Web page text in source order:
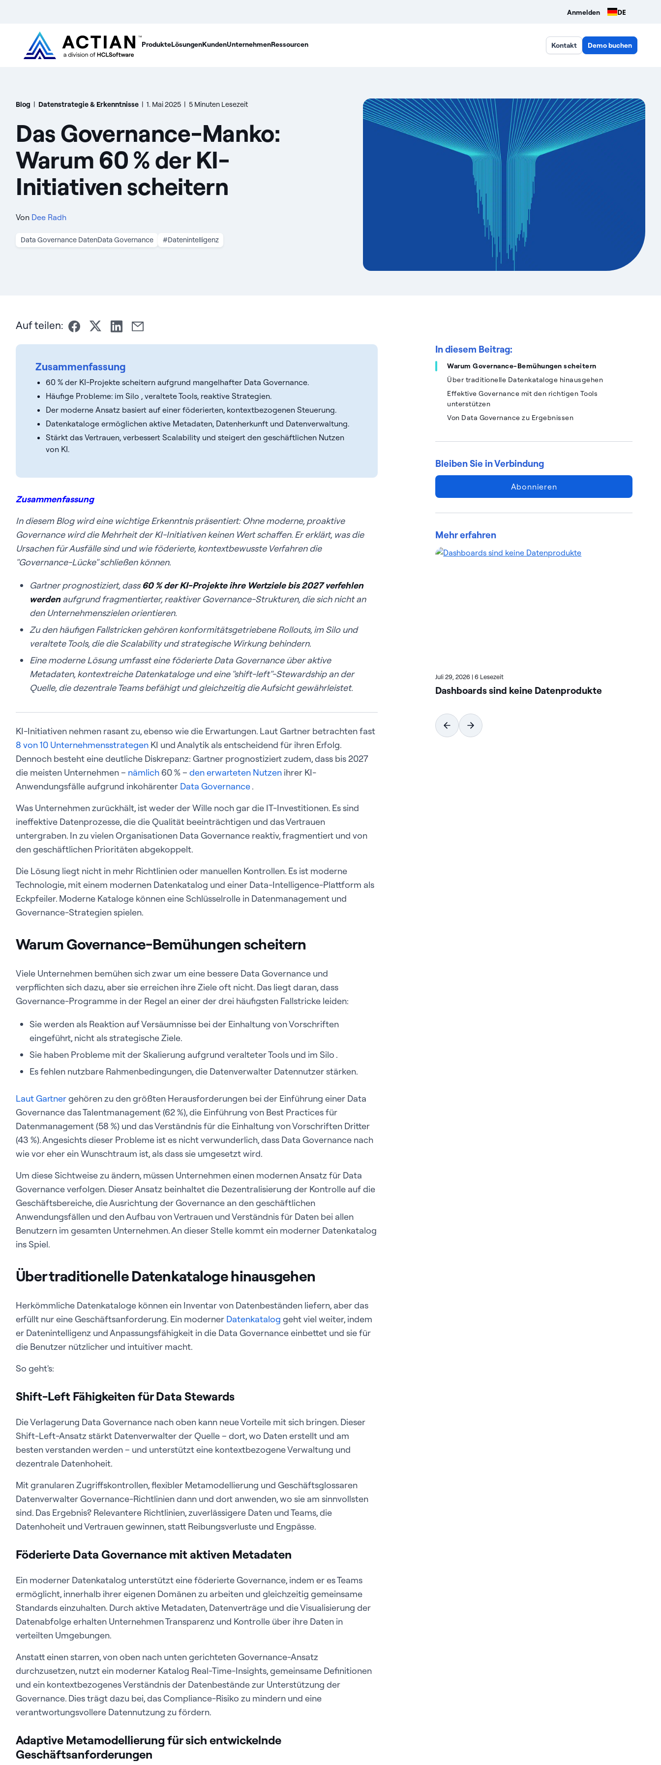
Anmelden DE
ProdukteLösungenKundenUnternehmenRessourcen Kontakt Demo buchen
Blog | Datenstrategie & Erkenntnisse | 1. Mai 2025 | 5 Minuten Lesezeit
Das Governance-Manko:
Warum 60 % der KI-
Initiativen scheitern
Von Dee Radh
Data Governance DatenData Governance #Datenintelligenz
Auf teilen:
Zusammenfassung
60 % der KI-Projekte scheitern aufgrund mangelhafter Data Governance.
Häufige Probleme: im Silo , veraltete Tools, reaktive Strategien.
Der moderne Ansatz basiert auf einer föderierten, kontextbezogenen Steuerung.
Datenkataloge ermöglichen aktive Metadaten, Datenherkunft und Datenverwaltung.
Stärkt das Vertrauen, verbessert Scalability und steigert den geschäftlichen Nutzen
von KI.
Zusammenfassung
In diesem Blog wird eine wichtige Erkenntnis präsentiert: Ohne moderne, proaktive
Governance wird die Mehrheit der KI-Initiativen keinen Wert schaffen. Er erklärt, was die
Ursachen für Ausfälle sind und wie föderierte, kontextbewusste Verfahren die
"Governance-Lücke" schließen können.
Gartner prognostiziert, dass 60 % der KI-Projekte ihre Wertziele bis 2027 verfehlen
werdenaufgrund fragmentierter, reaktiver Governance-Strukturen, die sich nicht an
den Unternehmenszielen orientieren.
Zu den häufigen Fallstricken gehören konformitätsgetriebene Rollouts, im Silo und
veraltete Tools, die die Scalability und strategische Wirkung behindern.
Eine moderne Lösung umfasst eine föderierte Data Governance über aktive
Metadaten, kontextreiche Datenkataloge und eine "shift-left"-Stewardship an der
Quelle, die dezentrale Teams befähigt und gleichzeitig die Aufsicht gewährleistet.
KI-Initiativen nehmen rasant zu, ebenso wie die Erwartungen. Laut Gartner betrachten fast
8 von 10 Unternehmensstrategen KI und Analytik als entscheidend für ihren Erfolg.
Dennoch besteht eine deutliche Diskrepanz: Gartner prognostiziert zudem, dass bis 2027
die meisten Unternehmen – nämlich 60 % – den erwarteten Nutzen ihrer KI-
Anwendungsfälle aufgrund inkohärenter Data Governance.
Was Unternehmen zurückhält, ist weder der Wille noch gar die IT-Investitionen. Es sind
ineffektive Datenprozesse, die die Qualität beeinträchtigen und das Vertrauen
untergraben. In zu vielen Organisationen Data Governance reaktiv, fragmentiert und von
den geschäftlichen Prioritäten abgekoppelt.
Die Lösung liegt nicht in mehr Richtlinien oder manuellen Kontrollen. Es ist moderne
Technologie, mit einem modernen Datenkatalog und einer Data-Intelligence-Plattform als
Eckpfeiler. Moderne Kataloge können eine Schlüsselrolle in Datenmanagement und
Governance-Strategien spielen.
Warum Governance-Bemühungen scheitern
Viele Unternehmen bemühen sich zwar um eine bessere Data Governance und
verpflichten sich dazu, aber sie erreichen ihre Ziele oft nicht. Das liegt daran, dass
Governance-Programme in der Regel an einer der drei häufigsten Fallstricke leiden:
Sie werden als Reaktion auf Versäumnisse bei der Einhaltung von Vorschriften
eingeführt, nicht als strategische Ziele.
Sie haben Probleme mit der Skalierung aufgrund veralteter Tools und im Silo .
Es fehlen nutzbare Rahmenbedingungen, die Datenverwalter Datennutzer stärken.
Laut Gartnergehören zu den größten Herausforderungen bei der Einführung einer Data
Governance das Talentmanagement (62 %), die Einführung von Best Practices für
Datenmanagement (58 %) und das Verständnis für die Einhaltung von Vorschriften Dritter
(43 %). Angesichts dieser Probleme ist es nicht verwunderlich, dass Data Governance nach
wie vor eher ein Wunschtraum ist, als dass sie umgesetzt wird.
Um diese Sichtweise zu ändern, müssen Unternehmen einen modernen Ansatz für Data
Governance verfolgen. Dieser Ansatz beinhaltet die Dezentralisierung der Kontrolle auf die
Geschäftsbereiche, die Ausrichtung der Governance an den geschäftlichen
Anwendungsfällen und den Aufbau von Vertrauen und Verständnis für Daten bei allen
Benutzern im gesamten Unternehmen. An dieser Stelle kommt ein moderner Datenkatalog
ins Spiel.
Über traditionelle Datenkataloge hinausgehen
Herkömmliche Datenkataloge können ein Inventar von Datenbeständen liefern, aber das
erfüllt nur eine Geschäftsanforderung. Ein moderner Datenkatalog geht viel weiter, indem
er Datenintelligenz und Anpassungsfähigkeit in die Data Governance einbettet und sie für
die Benutzer nützlicher und intuitiver macht.
So geht's:
Shift-Left Fähigkeiten für Data Stewards
Die Verlagerung Data Governance nach oben kann neue Vorteile mit sich bringen. Dieser
Shift-Left-Ansatz stärkt Datenverwalter der Quelle – dort, wo Daten erstellt und am
besten verstanden werden – und unterstützt eine kontextbezogene Verwaltung und
dezentrale Datenhoheit.
Mit granularen Zugriffskontrollen, flexibler Metamodellierung und Geschäftsglossaren
Datenverwalter Governance-Richtlinien dann und dort anwenden, wo sie am sinnvollsten
sind. Das Ergebnis? Relevantere Richtlinien, zuverlässigere Daten und Teams, die
Datenhoheit und Vertrauen gewinnen, statt Reibungsverluste und Engpässe.
Föderierte Data Governance mit aktiven Metadaten
Ein moderner Datenkatalog unterstützt eine föderierte Governance, indem er es Teams
ermöglicht, innerhalb ihrer eigenen Domänen zu arbeiten und gleichzeitig gemeinsame
Standards einzuhalten. Durch aktive Metadaten, Datenverträge und die Visualisierung der
Datenabfolge erhalten Unternehmen Transparenz und Kontrolle über ihre Daten in
verteilten Umgebungen.
Anstatt einen starren, von oben nach unten gerichteten Governance-Ansatz
durchzusetzen, nutzt ein moderner Katalog Real-Time-Insights, gemeinsame Definitionen
und ein kontextbezogenes Verständnis der Datenbestände zur Unterstützung der
Governance. Dies trägt dazu bei, das Compliance-Risiko zu mindern und eine
verantwortungsvollere Datennutzung zu fördern.
Adaptive Metamodellierung für sich entwickelnde
Geschäftsanforderungen
In diesem Beitrag:
Warum Governance-Bemühungen scheitern
Über traditionelle Datenkataloge hinausgehen
Effektive Governance mit den richtigen Tools
unterstützen
Von Data Governance zu Ergebnissen
Bleiben Sie in Verbindung
Abonnieren
Mehr erfahren
Juli 29, 2026 | 6 Lesezeit
Dashboards sind keine Datenprodukte